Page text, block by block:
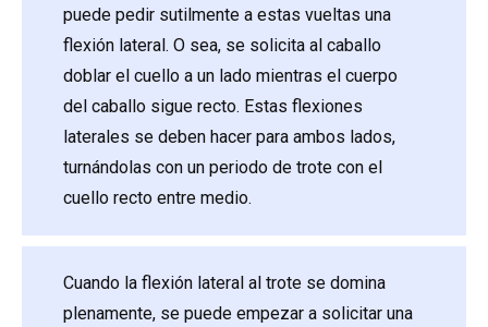
puede pedir sutilmente a estas vueltas una
flexión lateral. O sea, se solicita al caballo
doblar el cuello a un lado mientras el cuerpo
del caballo sigue recto. Estas flexiones
laterales se deben hacer para ambos lados,
turnándolas con un periodo de trote con el
cuello recto entre medio.
Cuando la flexión lateral al trote se domina
plenamente, se puede empezar a solicitar una